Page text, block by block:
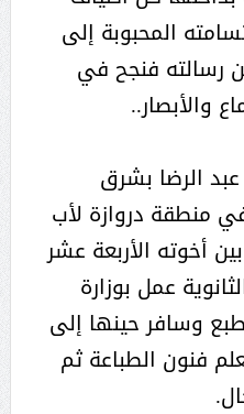
المحبوبة إلى
رسالته فنجح في
والأبصار..
الرضا بشرق
في عام 1939م في منطقة دروازة لأب
أخوته الأربعة عشر
عمل بوزارة
وسافر حينها إلى
فنون الطباعة ثم